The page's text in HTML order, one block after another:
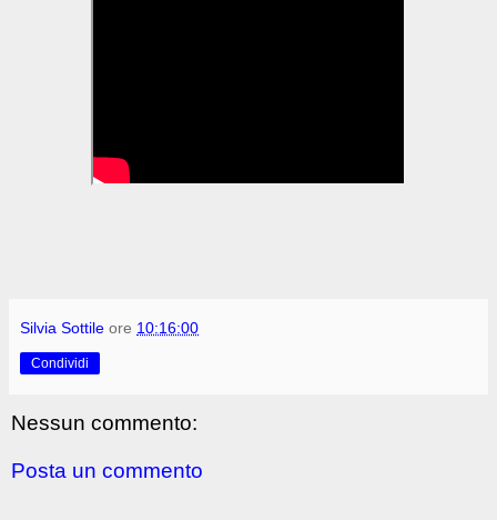
Silvia Sottile ore 10:16:00
Condividi
Nessun commento:
Posta un commento